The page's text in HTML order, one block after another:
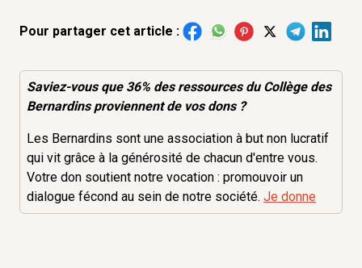
Pour partager cet article :
Saviez-vous que 36% desressourcesdu Collège des
Bernardins proviennent de vos dons ?
Les Bernardins sont une association à but non lucratif
qui vit grâce à la générosité de chacun d'entre vous.
Votre don soutient notre vocation : promouvoir un
dialogue fécond au sein de notre société. Je donne